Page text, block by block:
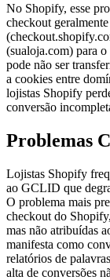
No Shopify, esse
checkout
(sualoja.com) para
pode não ser
a cookies entre
lojistas Shopify
conversão
Problemas
Lojistas Shopify
ao GCLID que
O problema mais
checkout do
mas não atribuídas
manifesta como
relatórios de
alta de conversões